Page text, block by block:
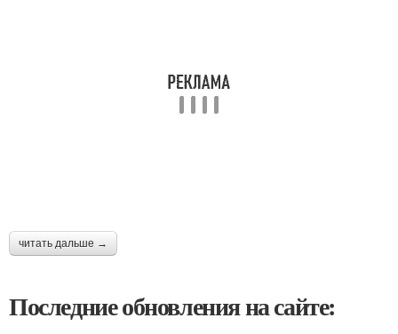
читать дальше →
Последние обновления на сайте: